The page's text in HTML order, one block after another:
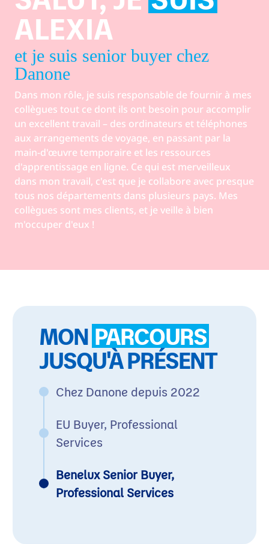
ALEXIA
et je suis senior buyer chez
Danone
Dans mon rôle, je suis responsable de fournir à mes
collègues tout ce dont ils ont besoin pour accomplir
un excellent travail – des ordinateurs et téléphones
aux arrangements de voyage, en passant par la
main-d'œuvre temporaire et les ressources
d'apprentissage en ligne. Ce qui est merveilleux
dans mon travail, c'est que je collabore avec presque
tous nos départements dans plusieurs pays. Mes
collègues sont mes clients, et je veille à bien
m'occuper d'eux !
MON PARCOURS
JUSQU'À PRÉSENT
Chez Danone depuis 2022
EU Buyer, Professional
Services
Benelux Senior Buyer,
Professional Services